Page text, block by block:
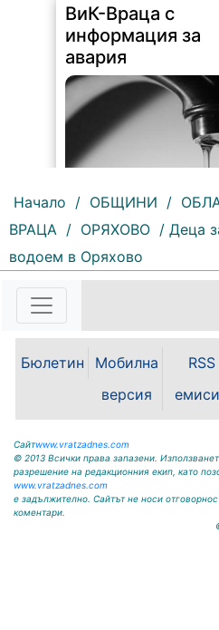
ВиК-Враца с
информация за
авария
201 | 2026-08-07
"Водоснабдяване и
ООД – Враца уведомява
възникнала аварийна
спряно водоподаването в
ул."Никола Вапцаров" днес
07.08.2026г. до
аварията. Тел.: 092 66 11
0889 316...
Начало / ОБЩИНИ /
ВРАЦА / ОРЯХОВО / Деца
водоем в Оряхово
Бюлетин
Мобилна
версия
RSS
Сайтwww.vratzadnes.com
© 2013 Всички права запазени.
разрешение на редакционния екип, като
www.vratzadnes.com
е задължително. Сайтът не носи
коментари.